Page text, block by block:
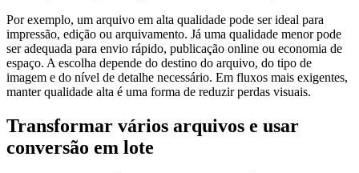
Por exemplo, um arquivo em alta qualidade pode ser ideal para
impressão, edição ou arquivamento. Já uma qualidade menor pode
ser adequada para envio rápido, publicação online ou economia de
espaço. A escolha depende do destino do arquivo, do tipo de
imagem e do nível de detalhe necessário. Em fluxos mais exigentes,
manter qualidade alta é uma forma de reduzir perdas visuais.
Transformar vários arquivos e usar
conversão em lote